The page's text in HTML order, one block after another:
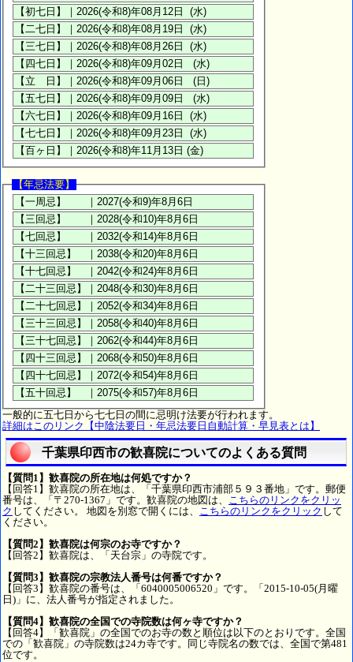
【年忌法要】
一般的に五七日から七七日の間に忌明け法要が行われます。
詳細はこのリンク【中陰法要日・年忌法要日自動計算・早見表とは】
千葉県印西市の歓喜院についてのよくある質問
【質問1】歓喜院の所在地は何処ですか？
【回答1】歓喜院の所在地は、「千葉県印西市浦部５９３番地」です。郵便
番号は、「〒270-1367」です。歓喜院の地図は、 こちらのリンクをクリッ
ク してください。 地図を別窓で開くには、 こちらのリンクをクリック して
ください。
【質問2】歓喜院は何宗のお寺ですか？
【回答2】歓喜院は、「天台宗」の寺院です。
【質問3】歓喜院の宗教法人番号は何番ですか？
【回答3】歓喜院の番号は、「6040005006520」です。「2015-10-05(月曜
日)」に、法人番号が指定されました。
【質問4】歓喜院の全国での寺院数は何ヶ寺ですか？
【回答4】「歓喜院」の全国でのお寺の数と順位は以下のとおりです。全国
での「歓喜院」の寺院数は24カ寺です。同じ寺院名の数では、全国で第481
位です。